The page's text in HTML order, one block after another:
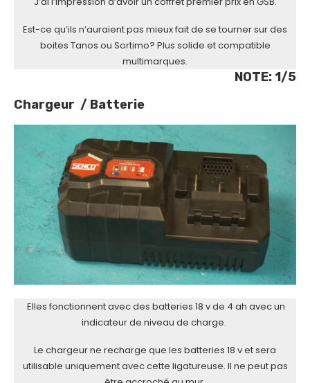
Est-ce qu’ils n’auraient pas mieux fait de se tourner sur des
boites Tanos ou Sortimo? Plus solide et compatible
multimarques.
NOTE: 1/5
Chargeur / Batterie
Elles fonctionnent avec des batteries 18 v de 4 ah avec un
indicateur de niveau de charge.
Le chargeur ne recharge que les batteries 18 v et sera
utilisable uniquement avec cette ligatureuse. Il ne peut pas